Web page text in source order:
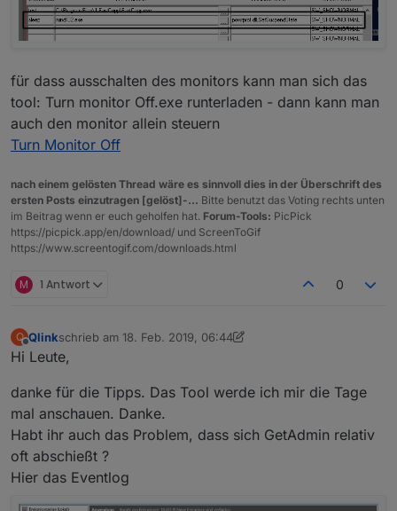
    };
log('Send command to GetAdmin - '
if (!error && response.statusCode ==
        }
    });
für dass ausschalten des monitors kann man sich das
tool: Turn monitor Off.exe runterladen - dann kann man
auch den monitor allein steuern
Turn Monitor Off
nach einem gelösten Thread wäre es sinnvoll dies in der Überschrift des
ersten Posts einzutragen [gelöst]-... Bitte benutzt das Voting rechts unten
im Beitrag wenn er euch geholfen hat. Forum-Tools: PicPick
https://picpick.app/en/download/ und ScreenToGif
https://www.screentogif.com/downloads.html
M 1 Antwort 0
Q
Offline
Qlinkschrieb am 18. Feb. 2019, 06:44
zuletzt editiert von Qlink
Hi Leute,
danke für die Tipps. Das Tool werde ich mir die Tage
mal anschauen. Danke.
Habt ihr auch das Problem, dass sich GetAdmin relativ
oft abschießt ?
Hier das Eventlog